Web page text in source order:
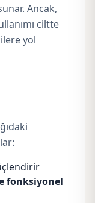
Ancak,
ciltte
yol
fonksiyonel